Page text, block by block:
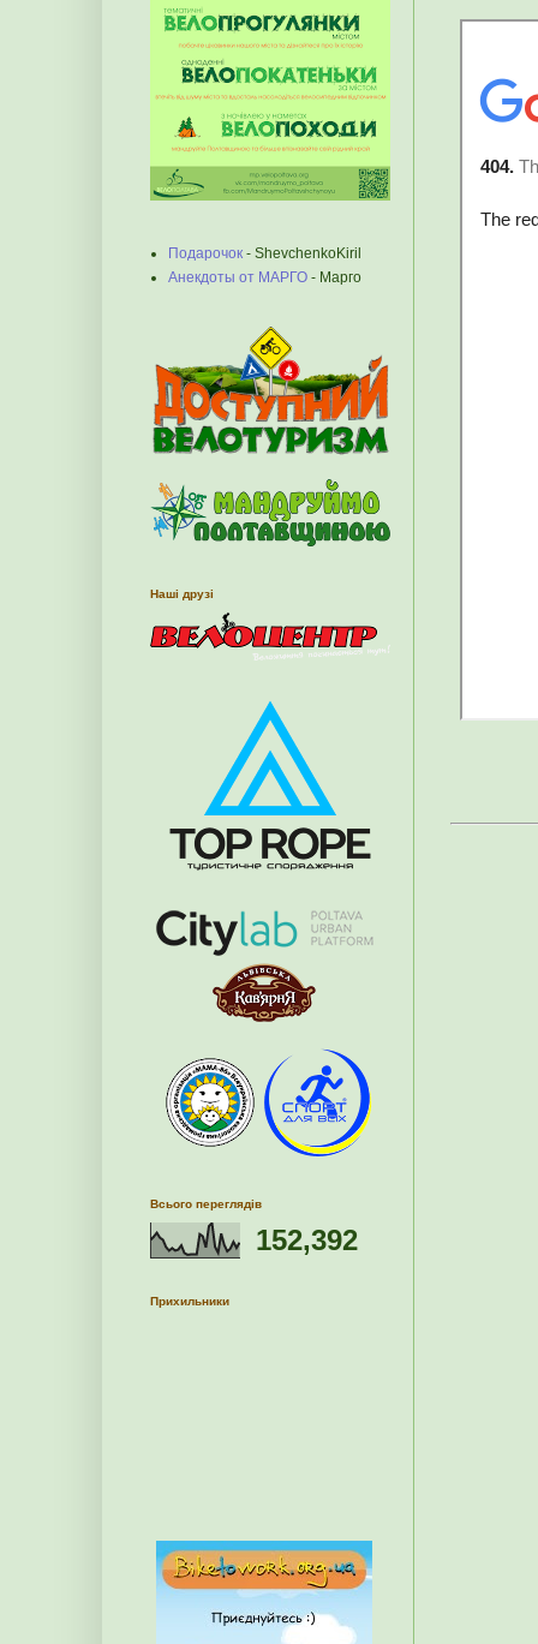
Подарочок - ShevchenkoKiril
Анекдоты от МАРГО - Марго
Наші друзі
Всього переглядів
152,392
Прихильники